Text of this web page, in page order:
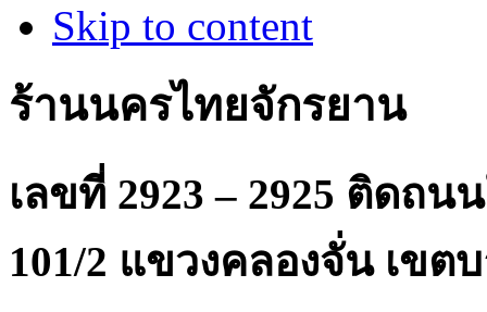
Skip to content
ร้านนครไทยจักรยาน
เลขที่ 2923 – 2925 ติดถ
101/2 แขวงคลองจั่น เขต